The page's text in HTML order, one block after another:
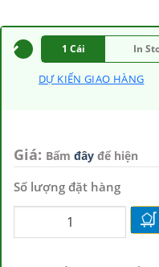
1 Cái In
DỰ KIẾN GIAO HÀNG
Giá: Bấm đây để hiện
Số lượng đặt hàng